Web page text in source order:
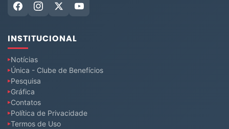
INSTITUCIONAL
Notícias
Única - Clube de Benefícios
Pesquisa
Gráfica
Contatos
Política de Privacidade
Termos de Uso